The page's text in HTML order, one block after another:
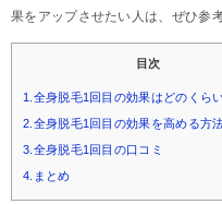
果をアップさせたい人は、ぜひ参
目次
1.全身脱毛1回目の効果はどのくら
2.全身脱毛1回目の効果を高める方
3.全身脱毛1回目の口コミ
4.まとめ